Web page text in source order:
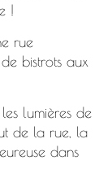
!
rue
bistrots aux
lumières de
de la rue, la
dans